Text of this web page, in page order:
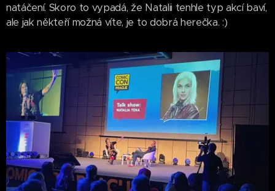
natáčení. Skoro to vypadá, že Natalii tenhle typ akcí baví,
ale jak někteří možná víte, je to dobrá herečka. :)